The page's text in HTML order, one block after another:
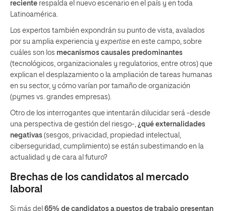
reciente respalda el nuevo escenario en el país y en toda
Latinoamérica.
Los expertos también expondrán su punto de vista, avalados
por su amplia experiencia y expertise en este campo, sobre
cuáles son los mecanismos causales predominantes
(tecnológicos, organizacionales y regulatorios, entre otros) que
explican el desplazamiento o la ampliación de tareas humanas
en su sector, y cómo varían por tamaño de organización
(pymes vs. grandes empresas).
Otro de los interrogantes que intentarán dilucidar será -desde
una perspectiva de gestión del riesgo-, ¿qué externalidades
negativas (sesgos, privacidad, propiedad intelectual,
ciberseguridad, cumplimiento) se están subestimando en la
actualidad y de cara al futuro?
Brechas de los candidatos al mercado
laboral
Si más del 65% de candidatos a puestos de trabajo presentan